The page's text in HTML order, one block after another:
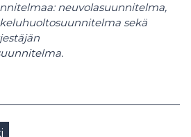
neuvolasuunnitelma,
sekä